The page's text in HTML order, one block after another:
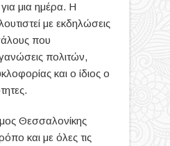
μια ημέρα. Η
με εκδηλώσεις
που
πολιτών,
και ο ίδιος ο
Θεσσαλονίκης
και με όλες τις